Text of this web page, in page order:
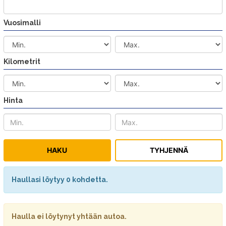
Vuosimalli
Kilometrit
Hinta
Haullasi löytyy 0 kohdetta.
Haulla ei löytynyt yhtään autoa.